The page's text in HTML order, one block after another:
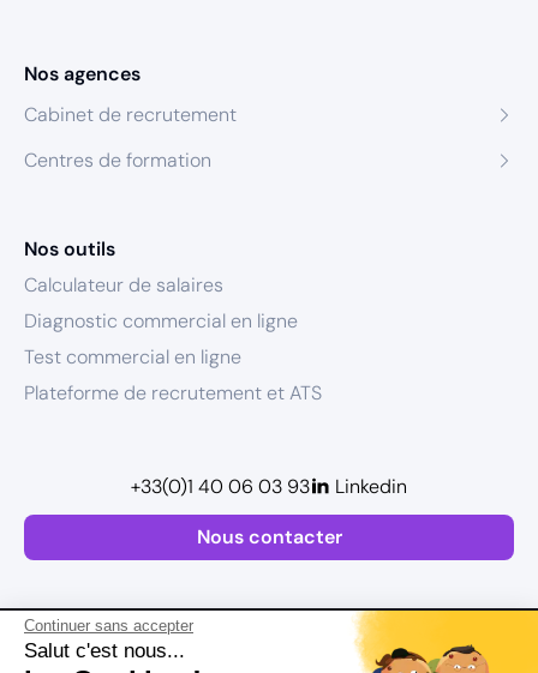
Continuer sans accepter
Salut c'est nous...
Nos agences
Cabinet de recrutement
Centres de formation
Nos outils
Calculateur de salaires
Diagnostic commercial en ligne
Test commercial en ligne
Plateforme de recrutement et ATS
Nous contacter
+33(0)1 40 06 03 93 Linkedin